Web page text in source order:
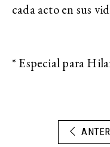
cada acto en sus
* Especial para